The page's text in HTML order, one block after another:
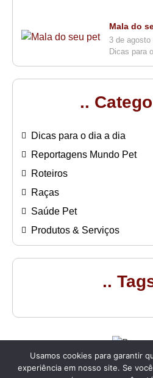
Mala do
3 de agosto
Dicas para
..
Dicas para o dia a dia
Reportagens Mundo Pet
Roteiros
Raças
Saúde Pet
Produtos & Serviços
..
Usamos cookies para garantir
experiência em nosso site. Se